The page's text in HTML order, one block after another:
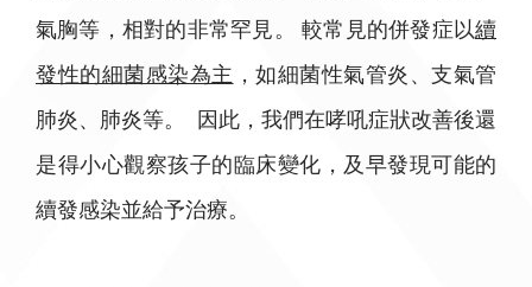
氣胸等，相對的非常罕見。 較常見的併發症以續
發性的細菌感染為主 ，如細菌性氣管炎、支氣管
肺炎、肺炎等。 因此，我們在哮吼症狀改善後還
是得小心觀察孩子的臨床變化，及早發現可能的
續發感染並給予治療。